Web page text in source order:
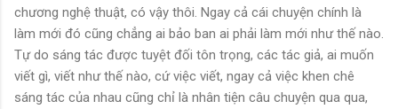
chương nghệ thuật, có vậy thôi. Ngay cả cái chuyện chính là
làm mới đó cũng chẳng ai bảo ban ai phải làm mới như thế nào.
Tự do sáng tác được tuyệt đối tôn trọng, các tác giả, ai muốn
viết gì, viết như thế nào, cứ việc viết, ngay cả việc khen chê
sáng tác của nhau cũng chỉ là nhân tiện câu chuyện qua qua,